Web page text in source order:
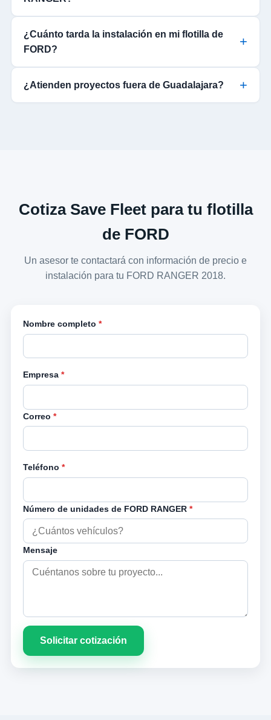
¿Cuánto tarda la instalación en mi flotilla de
FORD?
¿Atienden proyectos fuera de Guadalajara?
Cotiza Save Fleet para tu flotilla
de FORD
Un asesor te contactará con información de precio e
instalación para tu FORD RANGER 2018.
Nombre completo *
Empresa *
Correo *
Teléfono *
Número de unidades de FORD RANGER *
Mensaje
Solicitar cotización